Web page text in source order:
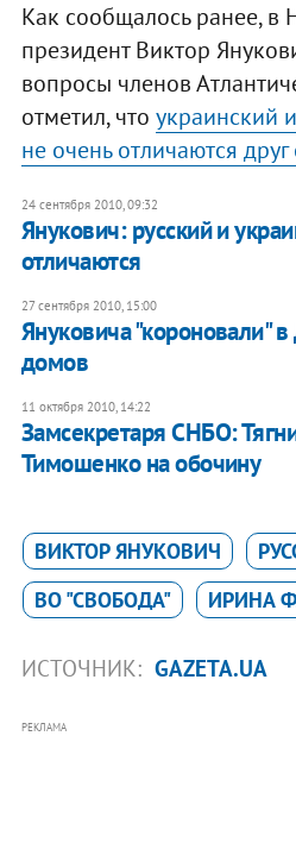
Как сообщалось ранее, в
президент Виктор
вопросы членов
отметил, что украинский
не очень отличаются друг
24 сентября 2010, 09:32
Янукович: русский и
отличаются
27 сентября 2010, 15:00
Януковича "короновали"
домов
11 октября 2010, 14:22
Замсекретаря СНБО:
Тимошенко на обочину
ВИКТОР ЯНУКОВИЧ
ВО "СВОБОДА"
ИРИНА
ИСТОЧНИК: GAZETA.UA
РЕКЛАМА